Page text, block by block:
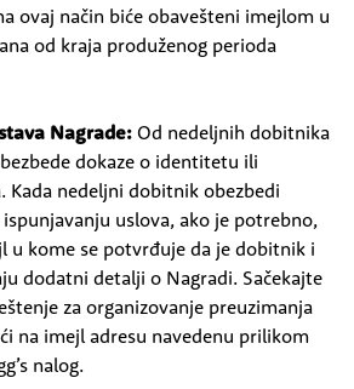
ovaj način biće obavešteni imejlom u
od kraja produženog perioda
Nagrade: Od nedeljnih dobitnika
dokaze o identitetu ili
Kada nedeljni dobitnik obezbedi
uslova, ako je potrebno,
u kome se potvrđuje da je dobitnik i
dodatni detalji o Nagradi. Sačekajte
za organizovanje preuzimanja
na imejl adresu navedenu prilikom
nalog.